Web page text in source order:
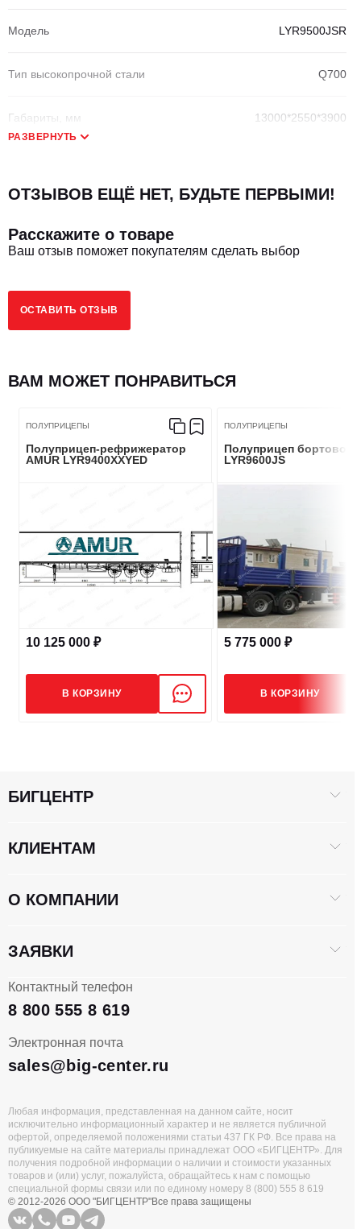
Модель LYR9500JSR
Тип высокопрочной стали Q700
Габариты, мм 13000*2550*3900
Грузоподъемность, кг 50000
Конники
ХОДОВАЯ ЧАСТЬ
Количество осей
Колея, мм 1820/1820/1820
1-ая шкворня, мм
РАЗВЕРНУТЬ
ОТЗЫВОВ ЕЩЁ НЕТ, БУДЬТЕ ПЕРВЫМИ!
Расскажите о товаре
Ваш отзыв поможет покупателям сделать выбор
ОСТАВИТЬ ОТЗЫВ
ВАМ МОЖЕТ ПОНРАВИТЬСЯ
ПОЛУПРИЦЕПЫ
Полуприцеп-рефрижератор
AMUR LYR9400XXYED
10 125 000 ₽
В КОРЗИНУ
ПОЛУПРИЦЕПЫ
Полуприцеп бортовой
LYR9600JS
5 775 000 ₽
В КОРЗИНУ
Контактный телефон
8 800 555 8 619
Электронная почта
sales@big-center.ru
БИГЦЕНТР
КЛИЕНТАМ
О КОМПАНИИ
ЗАЯВКИ
Любая информация, представленная на данном сайте, носит
исключительно информационный характер и не является публичной
офертой, определяемой положениями статьи 437 ГК РФ. Все права на
публикуемые на сайте материалы принадлежат ООО «БИГЦЕНТР». Для
получения подробной информации о наличии и стоимости указанных
товаров и (или) услуг, пожалуйста, обращайтесь к нам с помощью
специальной формы связи или по единому номеру 8 (800) 555 8 619
© 2012-2026 ООО "БИГЦЕНТР"Все права защищены